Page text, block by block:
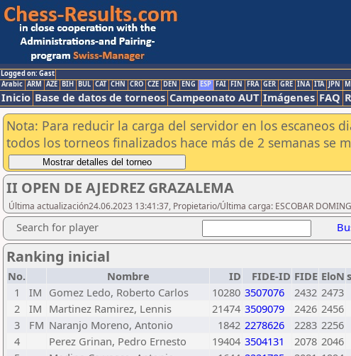
Logged on: Gast
Arabic ARM AZE BIH BUL CAT CHN CRO CZE DEN ENG ESP FAI FIN FRA GER GRE INA ITA JPN
Inicio Base de datos de torneos Campeonato AUT Imágenes FAQ
Nota: Para reducir la carga del servidor en los escaneos
todos los torneos finalizados hace más de 2 semanas se
II OPEN DE AJEDREZ GRAZALEMA
Última actualización24.06.2023 13:41:37, Propietario/Última carga: ESCOBAR
Search for player
Ranking inicial
No. Nombre ID FIDE-ID FIDE EloN
1
IM Gomez Ledo, Roberto Carlos 10280 3507076 2432 2473
2
IM Martinez Ramirez, Lennis 21474 3509079 2426 2456
3
FM Naranjo Moreno, Antonio 1842 2278626 2283 2256
4
Perez Grinan, Pedro Ernesto 19404 3504131 2078 2046